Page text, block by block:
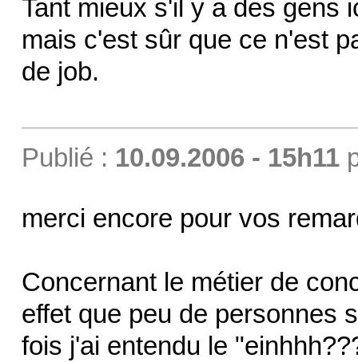
Tant mieux s'il y a des gens
mais c'est sûr que ce n'est
de job.
Publié : 10.09.2006 - 15h11
merci encore pour vos
Concernant le métier de
effet que peu de personnes
fois j'ai entendu le